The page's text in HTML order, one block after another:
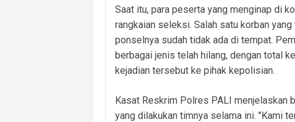
Saat itu, para peserta yang menginap di
rangkaian seleksi. Salah satu korban
ponselnya sudah tidak ada di tempat.
berbagai jenis telah hilang, dengan total
kejadian tersebut ke pihak kepolisian.
Kasat Reskrim Polres PALI menjelaskan
yang dilakukan timnya selama ini. "Kami